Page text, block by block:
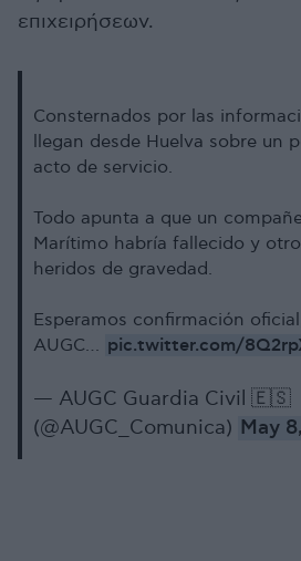
επιχειρήσεων.
Consternados por las
llegan desde Huelva sobre un
acto de servicio.
Todo apunta a que un
Marítimo habría fallecido y
heridos de gravedad.
Esperamos confirmación
AUGC… pic.twitter.com/
— AUGC Guardia Civil 🇪🇸
(@AUGC_Comunica) May